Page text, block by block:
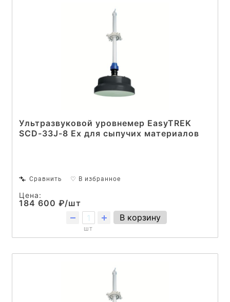
Ультразвуковой уровнемер EasyTREK
SCD-33J-8 Ex для сыпучих материалов
Сравнить ♡ В избранное
Цена:
184 600 ₽/шт
шт
В корзину